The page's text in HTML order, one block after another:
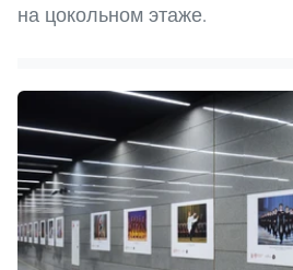
на цокольном этаже.